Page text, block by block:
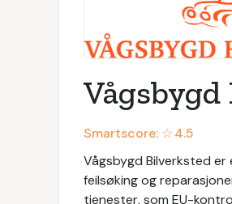
Smartscore: ☆4.5
Vågsbygd Bilverksted
feilsøking og
tjenester, som EU-